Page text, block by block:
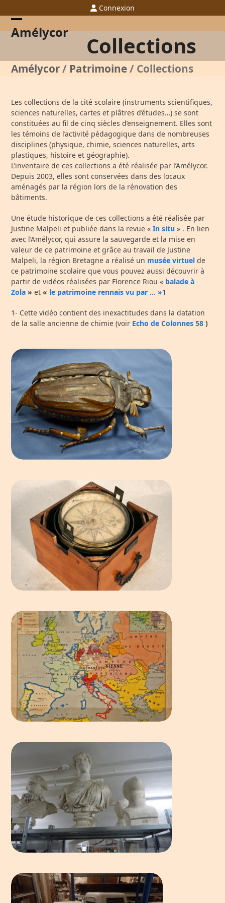
to
content
Connexion
Amélycor
Open
menu
Close
menu
Collections
Amélycor/ Patrimoine/ Collections
Les collections de la cité scolaire (instruments scientifiques,
sciences naturelles, cartes et plâtres d’études…) se sont
constituées au fil de cinq siècles d’enseignement. Elles sont
les témoins de l’activité pédagogique dans de nombreuses
disciplines (physique, chimie, sciences naturelles, arts
plastiques, histoire et géographie).
L’inventaire de ces collections a été réalisée par l’Amélycor.
Depuis 2003, elles sont conservées dans des locaux
aménagés par la région lors de la rénovation des
bâtiments.
Une étude historique de ces collections a été réalisée par
Justine Malpeli et publiée dans la revue «In situ » . En lien
avec l’Amélycor, qui assure la sauvegarde et la mise en
valeur de ce patrimoine et grâce au travail de Justine
Malpeli, la région Bretagne a réalisé un musée virtuel de
ce patrimoine scolaire que vous pouvez aussi découvrir à
partir de vidéos réalisées par Florence Riou « balade à
Zola »et « le patrimoine rennais vu par … »1
1- Cette vidéo contient des inexactitudes dans la datation
de la salle ancienne de chimie (voir Echo de Colonnes 58 )